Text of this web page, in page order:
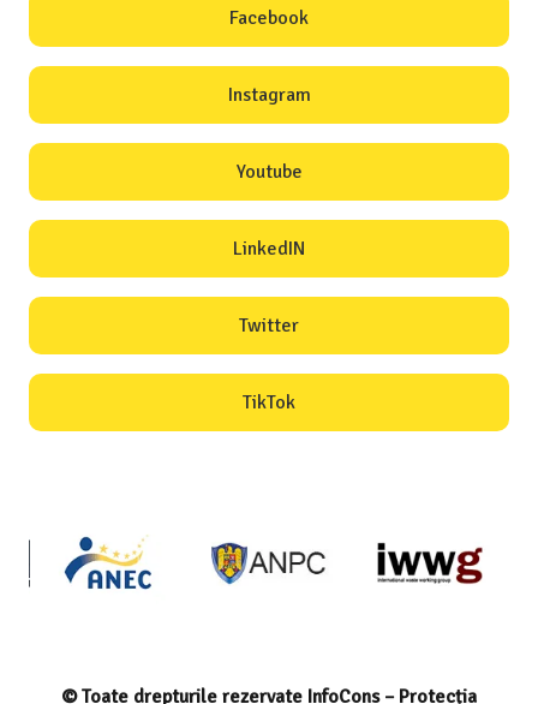
Facebook
Instagram
Youtube
LinkedIN
Twitter
TikTok
© Toate drepturile rezervate InfoCons – Protecția